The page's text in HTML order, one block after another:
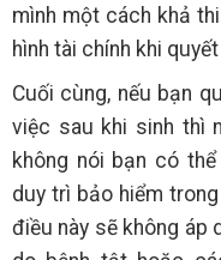
mình một cách khả
hình tài chính khi
Cuối cùng, nếu bạn
việc sau khi sinh thì
không nói bạn có
duy trì bảo hiểm
điều này sẽ không áp